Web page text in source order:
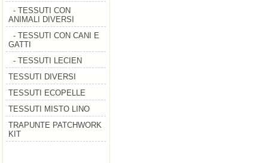
- TESSUTI CON
ANIMALI DIVERSI
- TESSUTI CON CANI E
GATTI
- TESSUTI LECIEN
TESSUTI DIVERSI
TESSUTI ECOPELLE
TESSUTI MISTO LINO
TRAPUNTE PATCHWORK
KIT